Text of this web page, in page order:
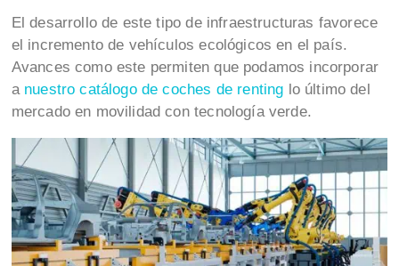
El desarrollo de este tipo de infraestructuras favorece
el incremento de vehículos ecológicos en el país.
Avances como este permiten que podamos incorporar
anuestro catálogo de coches de renting lo último del
mercado en movilidad con tecnología verde.